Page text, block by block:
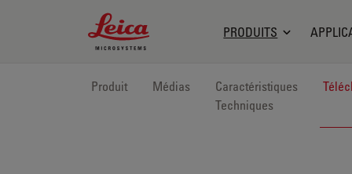
Leica Microsystems Logo
PRODUITS
Produit Médias
Caractéristiques
Techniques